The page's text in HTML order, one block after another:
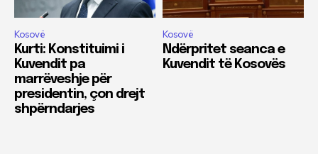
Kosovë
Kurti: Konstituimi i
Kuvendit pa
marrëveshje për
presidentin, çon drejt
shpërndarjes
Kosovë
Ndërpritet seanca e
Kuvendit të Kosovës